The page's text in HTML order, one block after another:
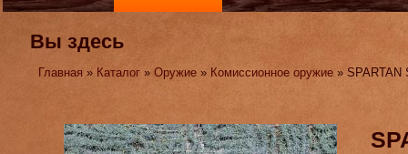
Вы здесь
Главная » Каталог »Оружие » Комиссионное оружие »